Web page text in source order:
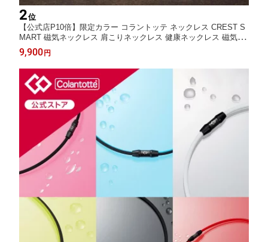
2位
【公式店P10倍】限定カラー コラントッテ ネックレス CREST S
MART 磁気ネックレス 肩こりネックレス 健康ネックレス 磁気ア
クセサリー アクセサリー プレゼント ギフト 男性 女性 メンズ レ
ディース 自分 ご褒美
9,900 円